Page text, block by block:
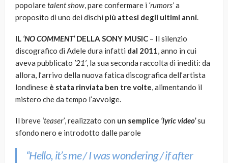
popolaretalent show, pare confermare i ‘rumors’a
proposito di uno dei dischi più attesi degli ultimi anni.
IL ‘NO COMMENT’DELLA SONY MUSIC – Il silenzio
discografico di Adele dura infatti dal 2011, anno in cui
aveva pubblicato ’21’, la sua seconda raccolta di inediti: da
allora, l’arrivo della nuova fatica discografica dell’artista
londinese è stata rinviata ben tre volte, alimentando il
mistero che da tempo l’avvolge.
Il breve ‘teaser’, realizzato con un semplice ‘lyric video’su
sfondo nero e introdotto dalle parole
“Hello, it’s me / I was wondering / if after